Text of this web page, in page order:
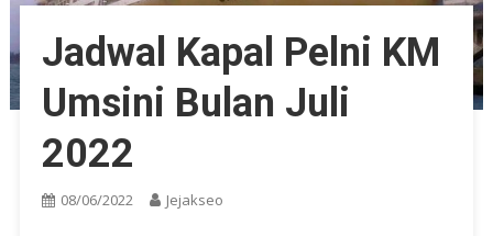
Jadwal Kapal Pelni KM
Umsini Bulan Juli
2022
08/06/2022 Jejakseo